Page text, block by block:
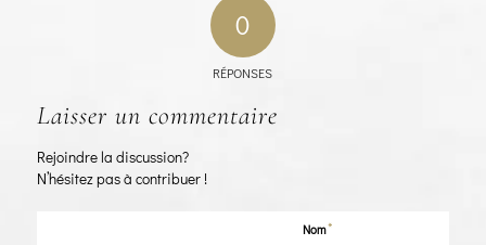
0
RÉPONSES
Laisser un commentaire
Rejoindre la discussion?
N’hésitez pas à contribuer !
Nom*